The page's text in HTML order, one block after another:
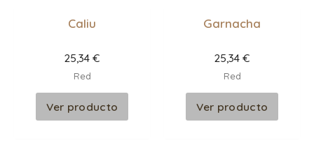
Caliu
25,34 €
Red
Ver producto
Garnacha
25,34 €
Red
Ver producto